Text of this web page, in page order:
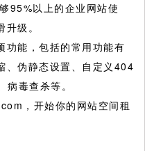
95%以上的企业网站使
级。
功能，包括的常用功能有
、伪静态设置、自定义404
毒查杀等。
，开始你的网站空间租